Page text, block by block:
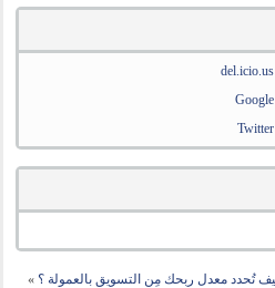
del.icio.us
Google
Twitter
تُحدد معدل ربحك مِن التسويق بالعمولة ؟ »